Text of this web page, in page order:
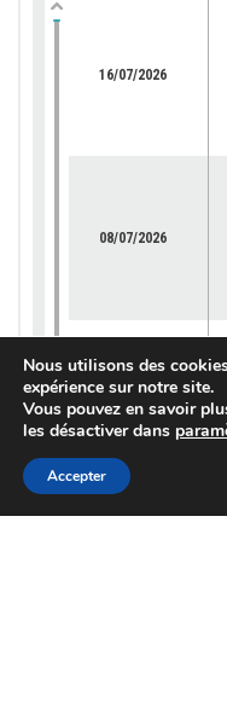
16/07/2026
08/07/2026
02/07/2026
Nous utilisons des
expérience sur notre site.
Vous pouvez en savoir
les désactiver dans
Accepter